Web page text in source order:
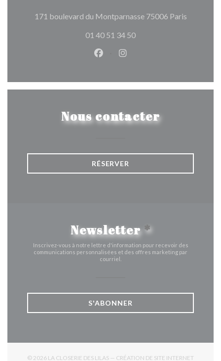
171 boulevard du Montparnasse 75006 Paris((ouvre
01 40 51 34 50
Facebook ((ouvre une
Instagram ((ouvre une
Nous contacter
RÉSERVER
Newsletter*
Inscrivez-vous à notre lettre d'information pour recevoir des
communications personnalisées et des offres marketing par
courriel.
S'ABONNER
© 2026 LA CLOSERIE DES LILAS — CRÉATION DE SITE INTERNET